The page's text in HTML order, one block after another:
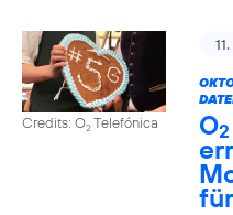
Credits: O2Telefónica O2